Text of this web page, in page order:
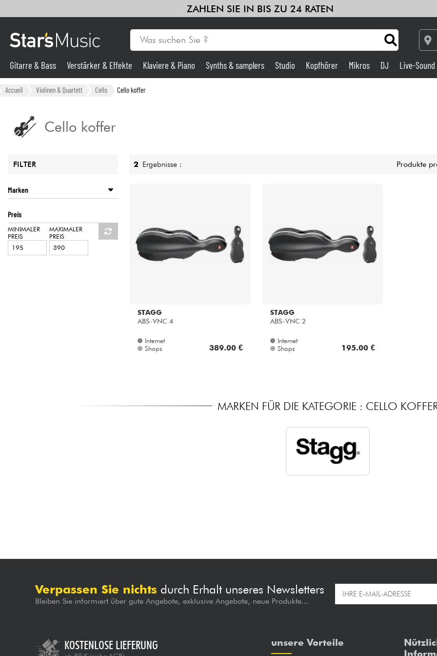
ZAHLEN SIE IN BIS ZU 24 RATEN
Gitarre & Bass
Violinen & Quartett
HiFi
Sehen Sie sich unsere Marken an
Gitarre & Bass Verstärker & Effekte Klaviere & Piano Synths & samplers Studio Kopfhörer Mikros DJ Live-Sound
Accueil Violinen & Quartett Cello Cello koffer
Cello koffer
FILTER
Marken
Preis
MINIMALER
PREIS
MAXIMALER
PREIS
2 Ergebnisse : Produkte
STAGG
ABS-VNC 4
Internet
Shops
389.00 €
STAGG
ABS-VNC 2
Internet
Shops
195.00 €
MARKEN FÜR DIE KATEGORIE : CELLO
Verpassen Sie nichts durch Erhalt unseres Newsletters
Bleiben Sie informiert über gute Angebote, exklusive Angebote, neue Produkte...
KOSTENLOSE LIEFERUNG unsere Vorteile